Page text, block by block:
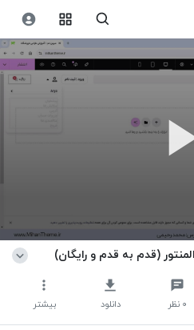
(قدم به قدم و رایگان)
۰ نظر دانلود بیشتر